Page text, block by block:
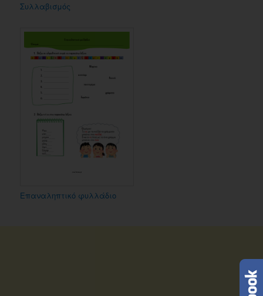
Συλλαβισμός
Επαναληπτικό φυλλάδιο